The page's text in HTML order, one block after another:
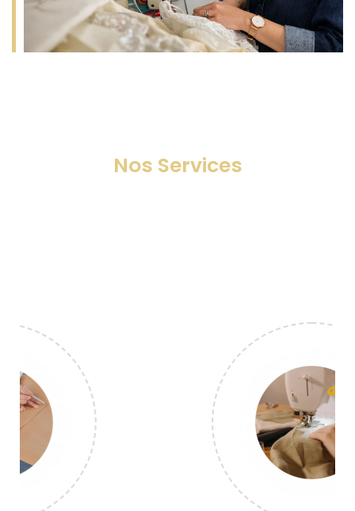
Nos Services